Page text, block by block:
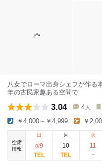
八女でローマ出身シェフが作る
年の古民家趣ある空間で
3.04 4 人
￥4,000～￥4,999 ￥
空席
情報
日
8/9
月
10
火
11